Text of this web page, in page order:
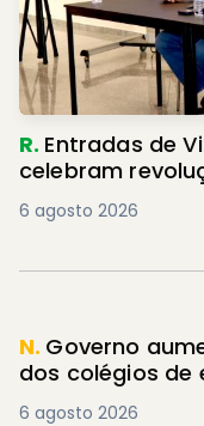
R. Entradas de
celebram
6 agosto 2026
N. Governo
dos colégios de
6 agosto 2026